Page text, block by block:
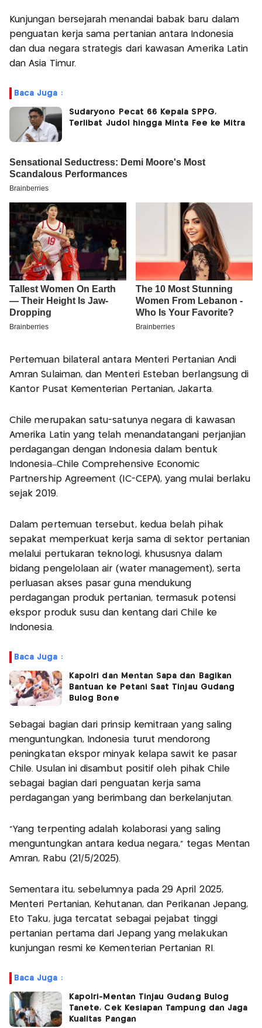
Kunjungan bersejarah menandai babak baru dalam
penguatan kerja sama pertanian antara Indonesia
dan dua negara strategis dari kawasan Amerika Latin
dan Asia Timur.
Baca Juga :
Sudaryono Pecat 66 Kepala SPPG,
Terlibat Judol hingga Minta Fee ke Mitra
Pertemuan bilateral antara Menteri Pertanian Andi
Amran Sulaiman, dan Menteri Esteban berlangsung di
Kantor Pusat Kementerian Pertanian, Jakarta.
Chile merupakan satu-satunya negara di kawasan
Amerika Latin yang telah menandatangani perjanjian
perdagangan dengan Indonesia dalam bentuk
Indonesia–Chile Comprehensive Economic
Partnership Agreement (IC-CEPA), yang mulai berlaku
sejak 2019.
Dalam pertemuan tersebut, kedua belah pihak
sepakat memperkuat kerja sama di sektor pertanian
melalui pertukaran teknologi, khususnya dalam
bidang pengelolaan air (water management), serta
perluasan akses pasar guna mendukung
perdagangan produk pertanian, termasuk potensi
ekspor produk susu dan kentang dari Chile ke
Indonesia.
Baca Juga :
Kapolri dan Mentan Sapa dan Bagikan
Bantuan ke Petani Saat Tinjau Gudang
Bulog Bone
Sebagai bagian dari prinsip kemitraan yang saling
menguntungkan, Indonesia turut mendorong
peningkatan ekspor minyak kelapa sawit ke pasar
Chile. Usulan ini disambut positif oleh pihak Chile
sebagai bagian dari penguatan kerja sama
perdagangan yang berimbang dan berkelanjutan.
“Yang terpenting adalah kolaborasi yang saling
menguntungkan antara kedua negara,” tegas Mentan
Amran, Rabu (21/5/2025).
Sementara itu, sebelumnya pada 29 April 2025,
Menteri Pertanian, Kehutanan, dan Perikanan Jepang,
Eto Taku, juga tercatat sebagai pejabat tinggi
pertanian pertama dari Jepang yang melakukan
kunjungan resmi ke Kementerian Pertanian RI.
Baca Juga :
Kapolri-Mentan Tinjau Gudang Bulog
Tanete, Cek Kesiapan Tampung dan Jaga
Kualitas Pangan